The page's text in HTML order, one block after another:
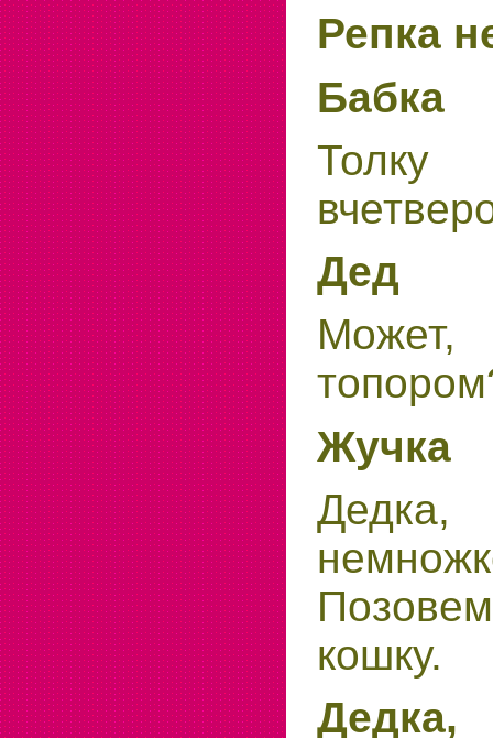
Репка
Бабка
Дед
Жучка
кошку.